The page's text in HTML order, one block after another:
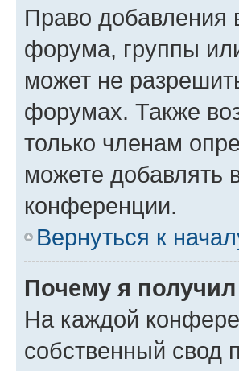
Право добавления
форума, группы
может не
форумах. Также
только членам
можете добавлять
конференции.
Вернуться к
Почему я
На каждой
собственный свод